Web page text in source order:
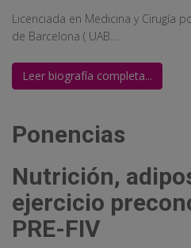
Licenciada en Medicina y Cirugía
de Barcelona ( UAB...
Leer biografía completa...
Ponencias
Nutrición,
ejercicio
PRE-FIV